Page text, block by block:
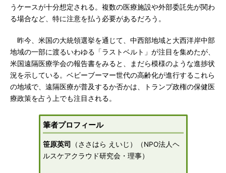
うケースが十分想定される。複数の医療施設や外部委託先が関わ
る場合など、特に注意を払う必要があるだろう。
昨今、米国の大統領選挙を通じて、中西部地域と大西洋岸中部
地域の一部に渡るいわゆる「ラストベルト」が注目を集めたが、
米国遠隔医療学会の報告書をみると、まだら模様のような進捗状
況を示している。ベビーブーマー世代の高齢化が進行するこれら
の地域で、遠隔医療が普及するか否かは、トランプ政権の保健医
療政策を占う上でも注目される。
筆者プロフィール
笹原英司
（ささはら えいじ）（NPO法人ヘ
ルスケアクラウド研究会・理事）